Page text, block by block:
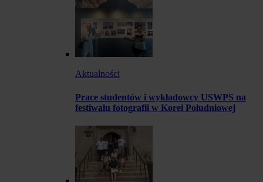
Aktualności
Prace studentów i wykładowcy USWPS na
festiwalu fotografii w Korei Południowej